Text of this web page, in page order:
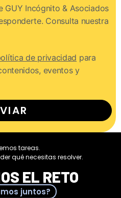
GUY Incógnito & Asociados
Consulta nuestra
de privacidad para
eventos y
tareas.
qué necesitas resolver.
EL RETO
juntos?